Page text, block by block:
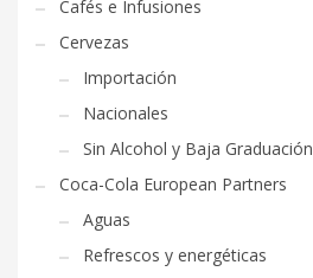
Cafés e Infusiones
Cervezas
Importación
Nacionales
Sin Alcohol y Baja Graduación
Coca-Cola European Partners
Aguas
Refrescos y energéticas